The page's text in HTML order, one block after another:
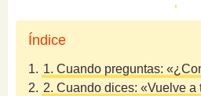
Índice
1. 1. Cuando preguntas:
2. 2. Cuando dices: «Vuelve a